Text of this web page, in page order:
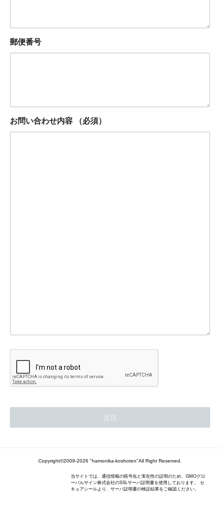
郵便番号
お問い合わせ内容 （必須）
Copyright©2009-2026 "hamonika-koshoten"All Right Reserved.
当サイトでは、通信情報の暗号化と実在性の証明のため、GMOグロ
ーバルサイン株式会社のSSLサーバ証明書を使用しております。 セ
キュアシールより、サーバ証明書の検証結果をご確認ください。